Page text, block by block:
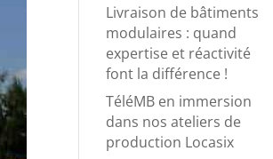
Livraison de bâtiments
modulaires : quand
expertise et réactivité
font la différence !
TéléMB en immersion
dans nos ateliers de
production Locasix